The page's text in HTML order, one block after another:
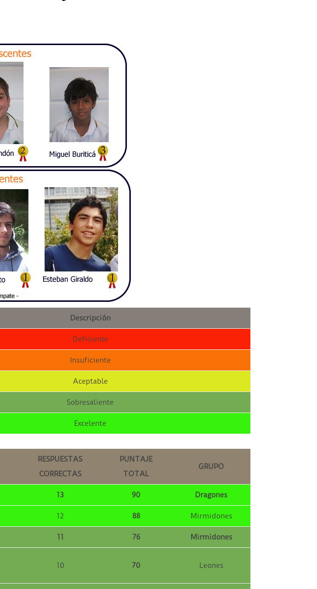
Descripción
Deficiente
Insuficiente
Aceptable
Sobresaliente
Excelente
RESPUESTAS
CORRECTAS
PUNTAJE
TOTAL
GRUPO
13 90 Dragones
12 88 Mirmidones
11 76 Mirmidones
10 70 Leones